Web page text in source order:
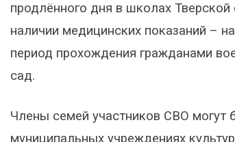
продлённого дня в школах Тверской
наличии медицинских показаний –
период прохождения гражданами
сад.
Члены семей участников СВО могут
муниципальных учреждениях